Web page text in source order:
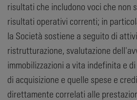
risultati che includono voci che non
risultati operativi correnti; in
la Società sostiene a seguito di
ristrutturazione, svalutazione
immobilizzazioni a vita indefinita e
di acquisizione e quelle spese e
direttamente correlati alle